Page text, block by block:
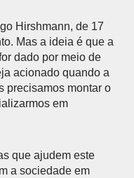
Hirshmann, de 17
Mas a ideia é que a
dado por meio de
acionado quando a
precisamos montar o
em
que ajudem este
a sociedade em